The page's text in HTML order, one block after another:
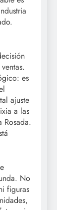
es
ajuste
a las
Rosada.
No
figuras